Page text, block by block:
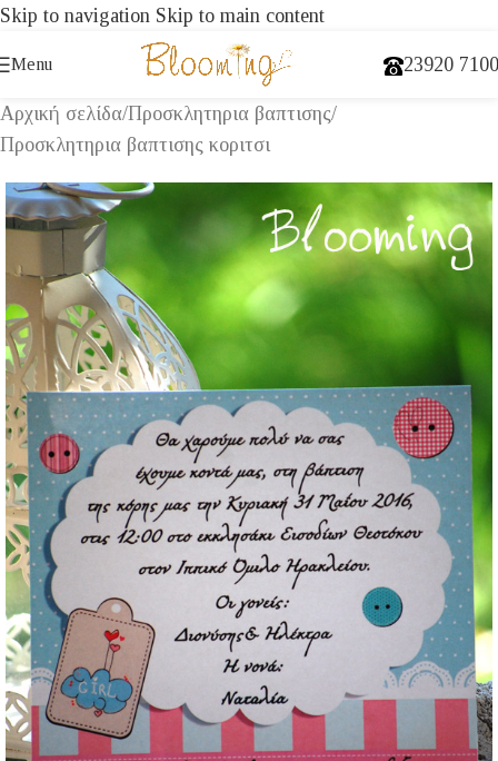
Skip to navigation Skip to main content
Menu 23920
Αρχική σελίδα/Προσκλητηρια βαπτισης/
Προσκλητηρια βαπτισης κοριτσι